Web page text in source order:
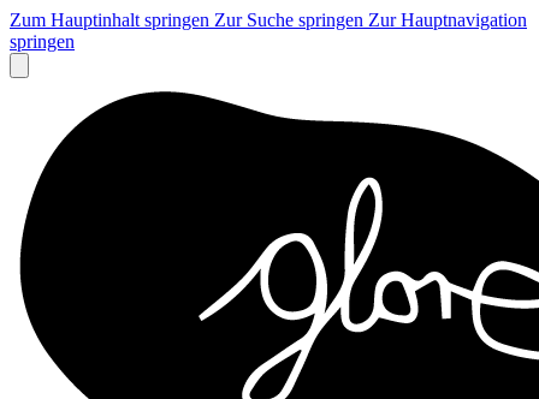
Zum Hauptinhalt springen Zur Suche springen Zur Hauptnavigation
springen